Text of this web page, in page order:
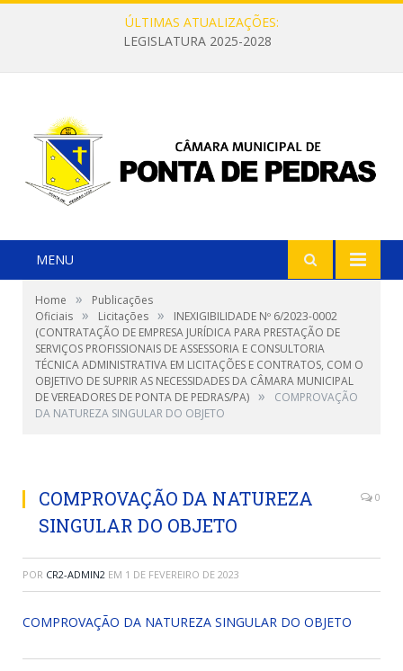
ÚLTIMAS ATUALIZAÇÕES:
LEGISLATURA 2025-2028
MENU
Home »
Publicações
Oficiais » Licitações »
INEXIGIBILIDADE Nº 6/2023-0002
(CONTRATAÇÃO DE EMPRESA JURÍDICA PARA PRESTAÇÃO DE
SERVIÇOS PROFISSIONAIS DE ASSESSORIA E CONSULTORIA
TÉCNICA ADMINISTRATIVA EM LICITAÇÕES E CONTRATOS, COM O
OBJETIVO DE SUPRIR AS NECESSIDADES DA CÂMARA MUNICIPAL
DE VEREADORES DE PONTA DE PEDRAS/PA) »
COMPROVAÇÃO
DA NATUREZA SINGULAR DO OBJETO
COMPROVAÇÃO DA NATUREZA
SINGULAR DO OBJETO
0
POR CR2-ADMIN2 EM 1 DE FEVEREIRO DE 2023
COMPROVAÇÃO DA NATUREZA SINGULAR DO OBJETO